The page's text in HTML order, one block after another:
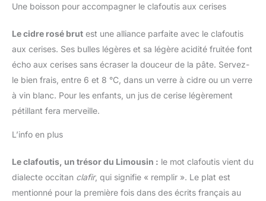
Une boisson pour accompagner le clafoutis aux cerises
Le cidre rosé brut est une alliance parfaite avec le clafoutis
aux cerises. Ses bulles légères et sa légère acidité fruitée font
écho aux cerises sans écraser la douceur de la pâte. Servez-
le bien frais, entre 6 et 8 °C, dans un verre à cidre ou un verre
à vin blanc. Pour les enfants, un jus de cerise légèrement
pétillant fera merveille.
L’info en plus
Le clafoutis, un trésor du Limousin : le mot clafoutis vient du
dialecte occitan clafir, qui signifie « remplir ». Le plat est
mentionné pour la première fois dans des écrits français au